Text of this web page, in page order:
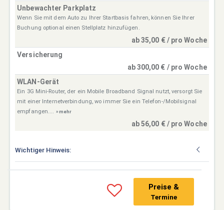
Unbewachter Parkplatz
Wenn Sie mit dem Auto zu Ihrer Startbasis fahren, können Sie Ihrer
Buchung optional einen Stellplatz hinzufügen.
ab 35,00 € / pro Woche
Versicherung
ab 300,00 € / pro Woche
WLAN-Gerät
Ein 3G Mini-Router, der ein Mobile Broadband Signal nutzt, versorgt Sie
mit einer Internetverbindung, wo immer Sie ein Telefon-/Mobilsignal
empfangen.... » mehr
ab 56,00 € / pro Woche
Wichtiger Hinweis:
Preise &
Termine